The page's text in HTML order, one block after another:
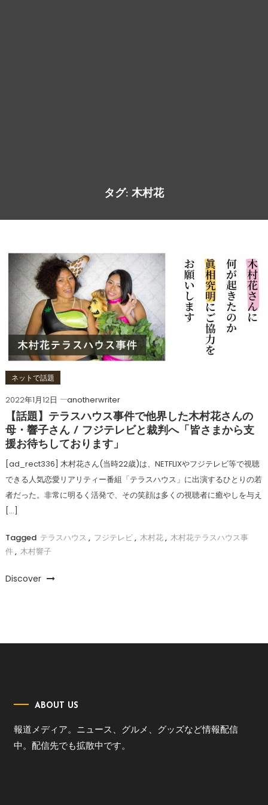
タグ: 木村花
ネットで話題
2022年1月12日
anotherwriter
【話題】テラスハウス事件で他界した木村花さんの
母・響子さん / フジテレビと裁判へ「皆さまから支
援お待ちしております」
[ad_rect336] 木村花さん(当時22歳)は、NETFLIXやフジテレビ等で視聴
できる人気恋愛リアリティー番組「テラスハウス」に出演するひとりの若
者だった。非常に明るく活発で、その笑顔は多くの視聴者に癒やしを与え
[…]
Tagged テラスハウス , フジテレビ, 木村花, 木村花テラスハウス事
件, 木村響子
Discover
ABOUT US
報道メディア。ニュース、グルメ、グッズなど情報配信
中。配信先でも拡散中です。